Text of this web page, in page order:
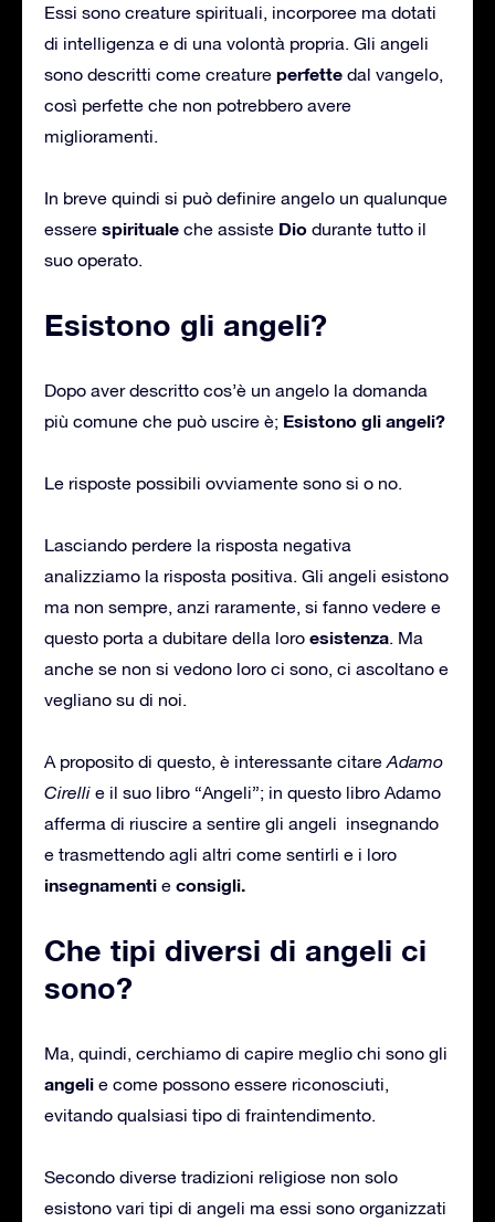
Essi sono creature spirituali, incorporee ma dotati
di intelligenza e di una volontà propria. Gli angeli
sono descritti come creature perfette dal vangelo,
così perfette che non potrebbero avere
miglioramenti.
In breve quindi si può definire angelo un qualunque
essere spirituale che assiste Dio durante tutto il
suo operato.
Esistono gli angeli?
Dopo aver descritto cos’è un angelo la domanda
più comune che può uscire è; Esistono gli angeli?
Le risposte possibili ovviamente sono si o no.
Lasciando perdere la risposta negativa
analizziamo la risposta positiva. Gli angeli esistono
ma non sempre, anzi raramente, si fanno vedere e
questo porta a dubitare della loro esistenza. Ma
anche se non si vedono loro ci sono, ci ascoltano e
vegliano su di noi.
A proposito di questo, è interessante citare Adamo
Cirelli e il suo libro “Angeli”; in questo libro Adamo
afferma di riuscire a sentire gli angeli insegnando
e trasmettendo agli altri come sentirli e i loro
insegnamenti e consigli.
Che tipi diversi di angeli ci
sono?
Ma, quindi, cerchiamo di capire meglio chi sono gli
angeli e come possono essere riconosciuti,
evitando qualsiasi tipo di fraintendimento.
Secondo diverse tradizioni religiose non solo
esistono vari tipi di angeli ma essi sono organizzati